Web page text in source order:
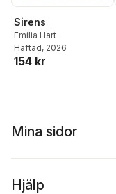
Sirens
Emilia Hart
Häftad, 2026
154 kr
Mina sidor
Hjälp